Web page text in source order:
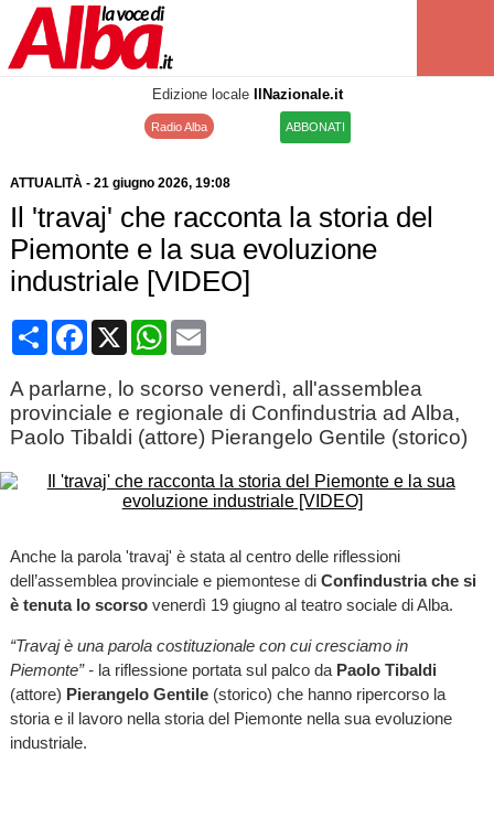
Edizione locale IlNazionale.it
Radio Alba ABBONATI
ATTUALITÀ- 21 giugno 2026, 19:08
Il 'travaj' che racconta la storia del
Piemonte e la sua evoluzione
industriale [VIDEO]
CondividiFacebook
X WhatsApp
Email
A parlarne, lo scorso venerdì, all'assemblea
provinciale e regionale di Confindustria ad Alba,
Paolo Tibaldi (attore) Pierangelo Gentile (storico)
Anche la parola 'travaj' è stata al centro delle riflessioni
dell’assemblea provinciale e piemontese di Confindustria che si
è tenuta lo scorso venerdì 19 giugno al teatro sociale di Alba.
“Travaj è una parola costituzionale con cui cresciamo in
Piemonte” - la riflessione portata sul palco da Paolo Tibaldi
(attore) Pierangelo Gentile (storico) che hanno ripercorso la
storia e il lavoro nella storia del Piemonte nella sua evoluzione
industriale.